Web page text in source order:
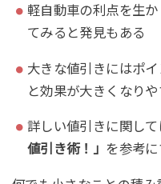
軽自動車の利点を生
てみると発見もある
大きな値引きにはポ
と効果が大きくなりや
詳しい値引きに関して
値引き術！」 を参考に